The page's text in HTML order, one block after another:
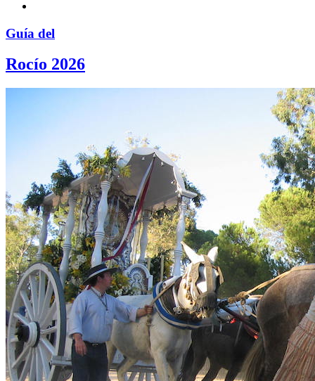
Guía del
Rocío 2026